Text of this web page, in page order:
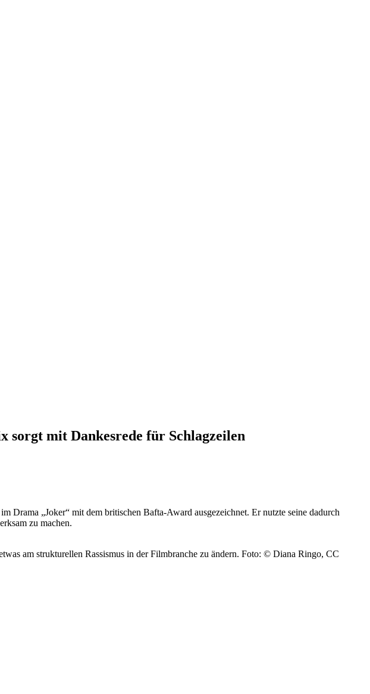
sorgt mit Dankesrede für Schlagzeilen
Drama „Joker“ mit dem britischen Bafta-Award ausgezeichnet. Er nutzte seine dadurch
zu machen.
am strukturellen Rassismus in der Filmbranche zu ändern. Foto: © Diana Ringo, CC